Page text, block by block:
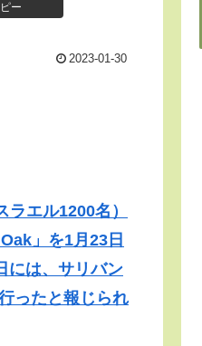
ー
2023-01-30
エル1200名）
」を1月23日
には、サリバン
ったと報じられ